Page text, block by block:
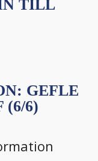
TILL
GEFLE
(6/6)